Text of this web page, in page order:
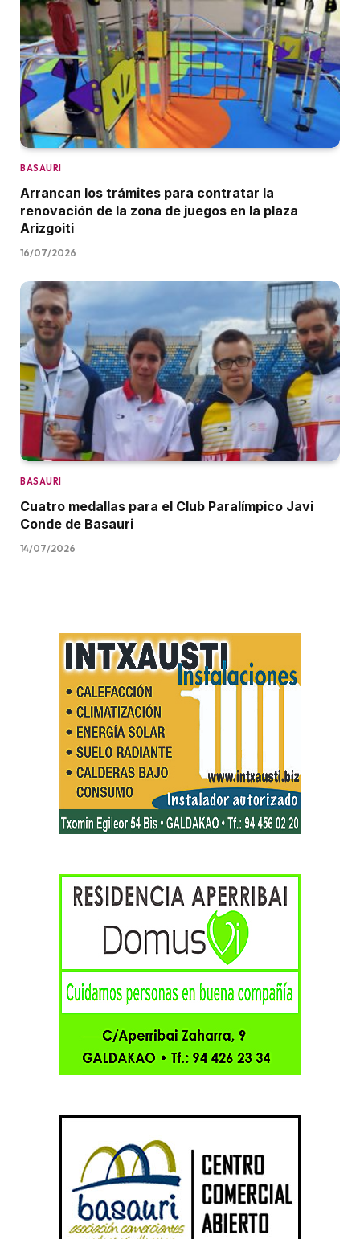
BASAURI
Arrancan los trámites para contratar la
renovación de la zona de juegos en la plaza
Arizgoiti
16/07/2026
BASAURI
Cuatro medallas para el Club Paralímpico Javi
Conde de Basauri
14/07/2026